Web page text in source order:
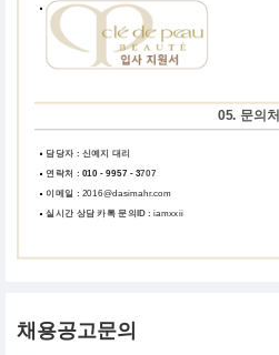
05. 문의처
담당자 : 신예지 대리
연락처 : 010 - 9957 - 3707
이메일 : 2016@dasimahr.com
실시간 상담 카톡 문의ID :iamxxii
채용공고문의